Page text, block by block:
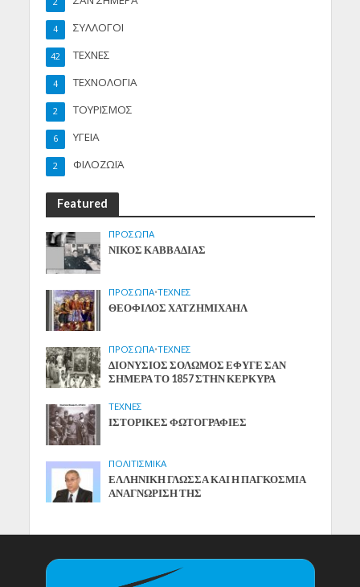
ΣΥΛΛΟΓΟΙ
4
ΤΕΧΝΕΣ
42
ΤΕΧΝΟΛΟΓΙΑ
4
ΤΟΥΡΙΣΜΟΣ
2
ΥΓΕΙΑ
6
ΦΙΛΟΖΩΪΑ
2
Featured
ΠΡΟΣΩΠΑ
ΝΙΚΟΣ ΚΑΒΒΑΔΙΑΣ
ΠΡΟΣΩΠΑ•ΤΕΧΝΕΣ
ΘΕΟΦΙΛΟΣ ΧΑΤΖΗΜΙΧΑΗΛ
ΠΡΟΣΩΠΑ•ΤΕΧΝΕΣ
ΔΙΟΝΥΣΙΟΣ ΣΟΛΩΜΟΣ ΕΦΥΓΕ ΣΑΝ
ΣΗΜΕΡΑ ΤΟ 1857 ΣΤΗΝ ΚΕΡΚΥΡΑ
ΤΕΧΝΕΣ
ΙΣΤΟΡΙΚΕΣ ΦΩΤΟΓΡΑΦΙΕΣ
ΠΟΛΙΤΙΣΜΙΚΑ
ΕΛΛΗΝΙΚΗ ΓΛΩΣΣΑ ΚΑΙ Η ΠΑΓΚΟΣΜΙΑ
ΑΝΑΓΝΩΡΙΣΗ ΤΗΣ